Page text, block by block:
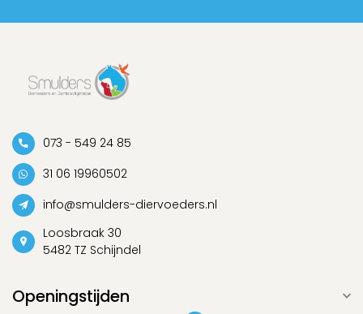
073 - 549 24 85
31 06 19960502
info@smulders-diervoeders.nl
Loosbraak 30
5482 TZ Schijndel
Openingstijden